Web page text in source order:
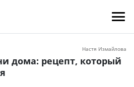
Настя Измайлова
дома: рецепт, который